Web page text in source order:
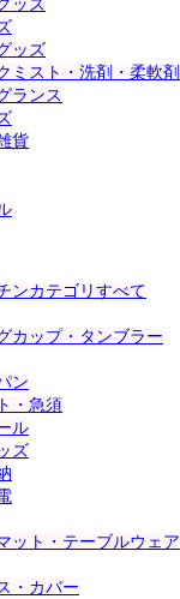
ッズ
ッズ
ミスト・洗剤・柔軟剤
ランス
貨
ンカテゴリすべて
カップ・タンブラー
ン
・急須
ル
ズ
ット・テーブルウェア
・カバー